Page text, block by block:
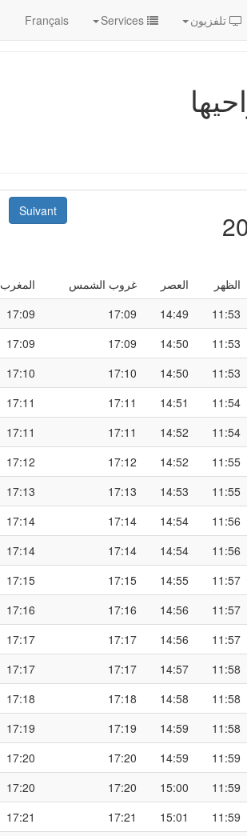
تلفزيون Français
Suivant
الظهر العصر غروب الشمس المغرب
11:53
14:49
17:09
17:09
11:53
14:50
17:09
17:09
11:53
14:50
17:10
17:10
11:54
14:51
17:11
17:11
11:54
14:52
17:11
17:11
11:55
14:52
17:12
17:12
11:55
14:53
17:13
17:13
11:56
14:54
17:14
17:14
11:56
14:54
17:14
17:14
11:57
14:55
17:15
17:15
11:57
14:56
17:16
17:16
11:57
14:56
17:17
17:17
11:58
14:57
17:17
17:17
11:58
14:58
17:18
17:18
11:58
14:59
17:19
17:19
11:59
14:59
17:20
17:20
11:59
15:00
17:20
17:20
11:59
15:01
17:21
17:21